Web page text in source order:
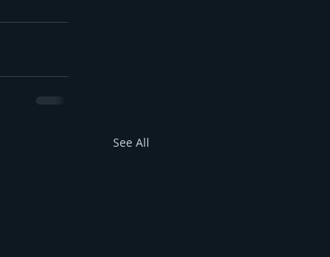
See All